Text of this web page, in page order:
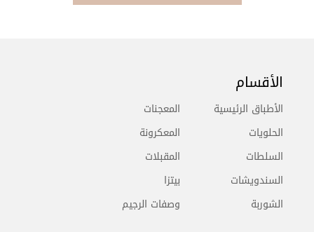
الأقسام
الأطباق الرئيسية
الحلويات
السلطات
السندويشات
الشوربة
المعجنات
المعكرونة
المقبلات
بيتزا
وصفات الرجيم